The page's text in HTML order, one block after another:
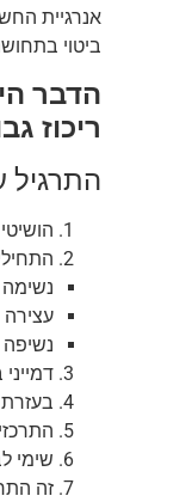
אנרגיית
ביטוי
הדבר
ריכוז
התרגיל
נשימה
עצירה
נשיפה
שימי
זה